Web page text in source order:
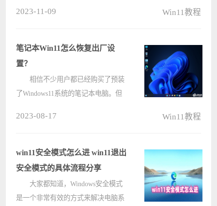
如何解决的吧。 解决方法
1????
2023-11-09 Win11教程
笔记本Win11怎么恢复出厂设
置？
相信不少用户都已经购买了预装
了Windows11系统的笔记本电脑。但
大家一起看看吧！ 操作方法：
????
2023-08-17 Win11教程
win11安全模式怎么进 win11退出
安全模式的具体流程分享
大家都知道，Windows安全模式
是一个非常有效的方式来解决电脑系